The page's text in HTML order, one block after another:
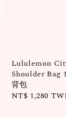
Lululemon
Shoulder Bag
背包
Regular
NT$ 1,280